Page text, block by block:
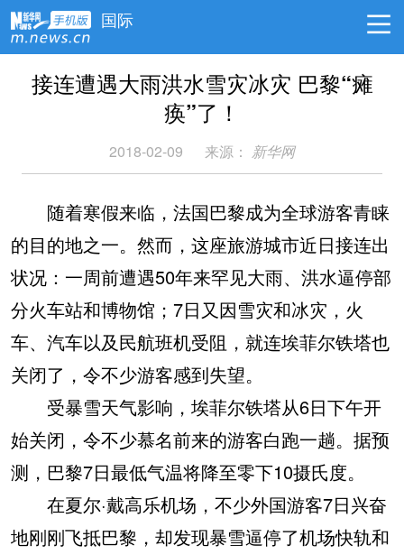
国际
接连遭遇大雨洪水雪灾冰灾 巴黎“瘫
痪”了！
2018-02-09 来源： 新华网
随着寒假来临，法国巴黎成为全球游客青睐
的目的地之一。然而，这座旅游城市近日接连出
状况：一周前遭遇50年来罕见大雨、洪水逼停部
分火车站和博物馆；7日又因雪灾和冰灾，火
车、汽车以及民航班机受阻，就连埃菲尔铁塔也
关闭了，令不少游客感到失望。
受暴雪天气影响，埃菲尔铁塔从6日下午开
始关闭，令不少慕名前来的游客白跑一趟。据预
测，巴黎7日最低气温将降至零下10摄氏度。
在夏尔·戴高乐机场，不少外国游客7日兴奋
地刚刚飞抵巴黎，却发现暴雪逼停了机场快轨和